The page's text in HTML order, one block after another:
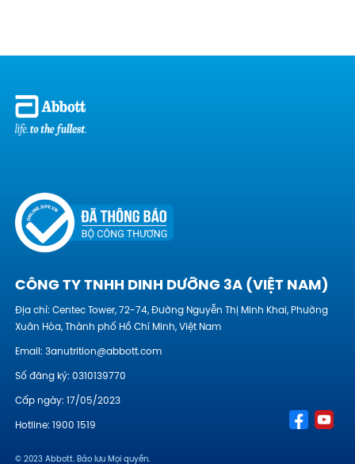
CÔNG TY TNHH DINH DƯỠNG 3A (VIỆT NAM)
Địa chỉ: Centec Tower, 72-74, Đường Nguyễn Thị Minh Khai, Phường
Xuân Hòa, Thành phố Hồ Chí Minh, Việt Nam
Email: 3anutrition@abbott.com
Số đăng ký: 0310139770
Cấp ngày: 17/05/2023
Hotline: 1900 1519
© 2023 Abbott. Bảo lưu Mọi quyền.